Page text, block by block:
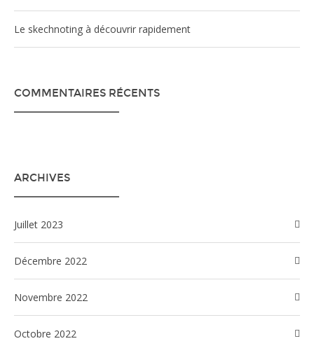
Le skechnoting à découvrir rapidement
COMMENTAIRES RÉCENTS
ARCHIVES
juillet 2023
décembre 2022
novembre 2022
octobre 2022